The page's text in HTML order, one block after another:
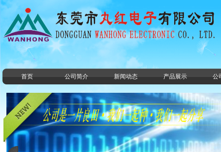
首页 公司简介 新闻动态 产品展示 公